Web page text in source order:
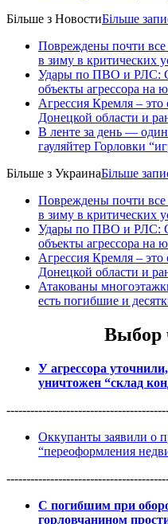
Більше з НовостиБільше
Повреждены почти все
в зиму в критических
Удары по ПВО и РЛС:
объекты агрессора
Агрессия Кремля –
Донецкой области и
В ленте за день —
гауляйтер Горловки
Більше з УкраинаБільше
Повреждены почти все
в зиму в критических
Удары по ПВО и РЛС:
объекты агрессора
Агрессия Кремля –
Донецкой области и
Атакованы
есть погибшие и
Выбор
У агрессора
уничтожен “склад
Оккупанты заявили о
“переоформления
С погибшим при
горловчанином